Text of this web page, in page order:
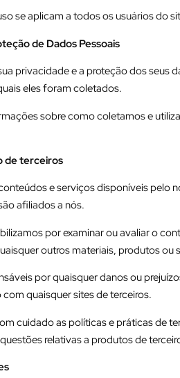
se aplicam a todos os usuários do
de Dados Pessoais
privacidade e a proteção dos seus
eles foram coletados.
sobre como coletamos e
de terceiros
e serviços disponíveis pelo
afiliados a nós.
por examinar ou avaliar o
outros materiais, produtos ou
por quaisquer danos ou
quaisquer sites de terceiros.
cuidado as políticas e práticas de
relativas a produtos de